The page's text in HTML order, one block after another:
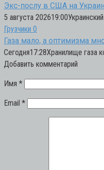
Экс-послу в США на
5 августа
Грузчики 0
Газа мало, а оптимизма
Сегодня17:28Хранилище газа
Добавить комментарий
Имя *
Email *